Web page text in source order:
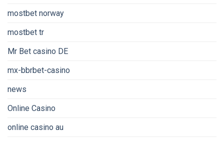
mostbet norway
mostbet tr
Mr Bet casino DE
mx-bbrbet-casino
news
Online Casino
online casino au